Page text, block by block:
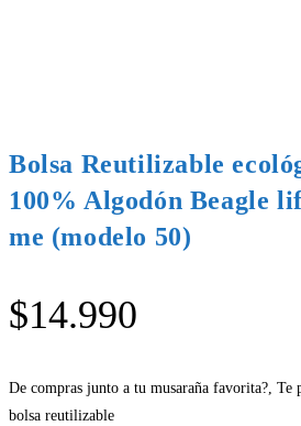
Bolsa Reutilizable
100% Algodón Beagle
me (modelo 50)
$14.990
De compras junto a tu musaraña favorita?, Te
bolsa reutilizable